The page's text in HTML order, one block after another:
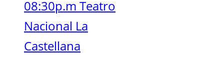
08:30p.m Teatro
Nacional La
Castellana